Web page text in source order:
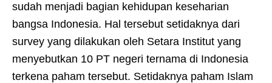
sudah menjadi bagian kehidupan keseharian
bangsa Indonesia. Hal tersebut setidaknya dari
survey yang dilakukan oleh Setara Institut yang
menyebutkan 10 PT negeri ternama di Indonesia
terkena paham tersebut. Setidaknya paham Islam